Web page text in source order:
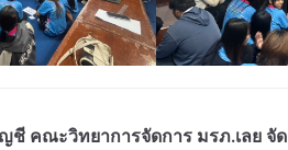
ชี คณะวิทยาการจัดการ มรภ.เลย จัด